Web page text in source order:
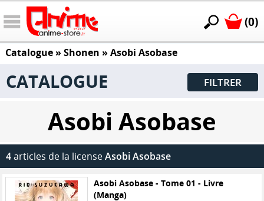
(0)
Catalogue» Shonen » Asobi Asobase
CATALOGUE FILTRER
Asobi Asobase
4articles de la licenseAsobi Asobase
Asobi Asobase - Tome 01 - Livre
(Manga)